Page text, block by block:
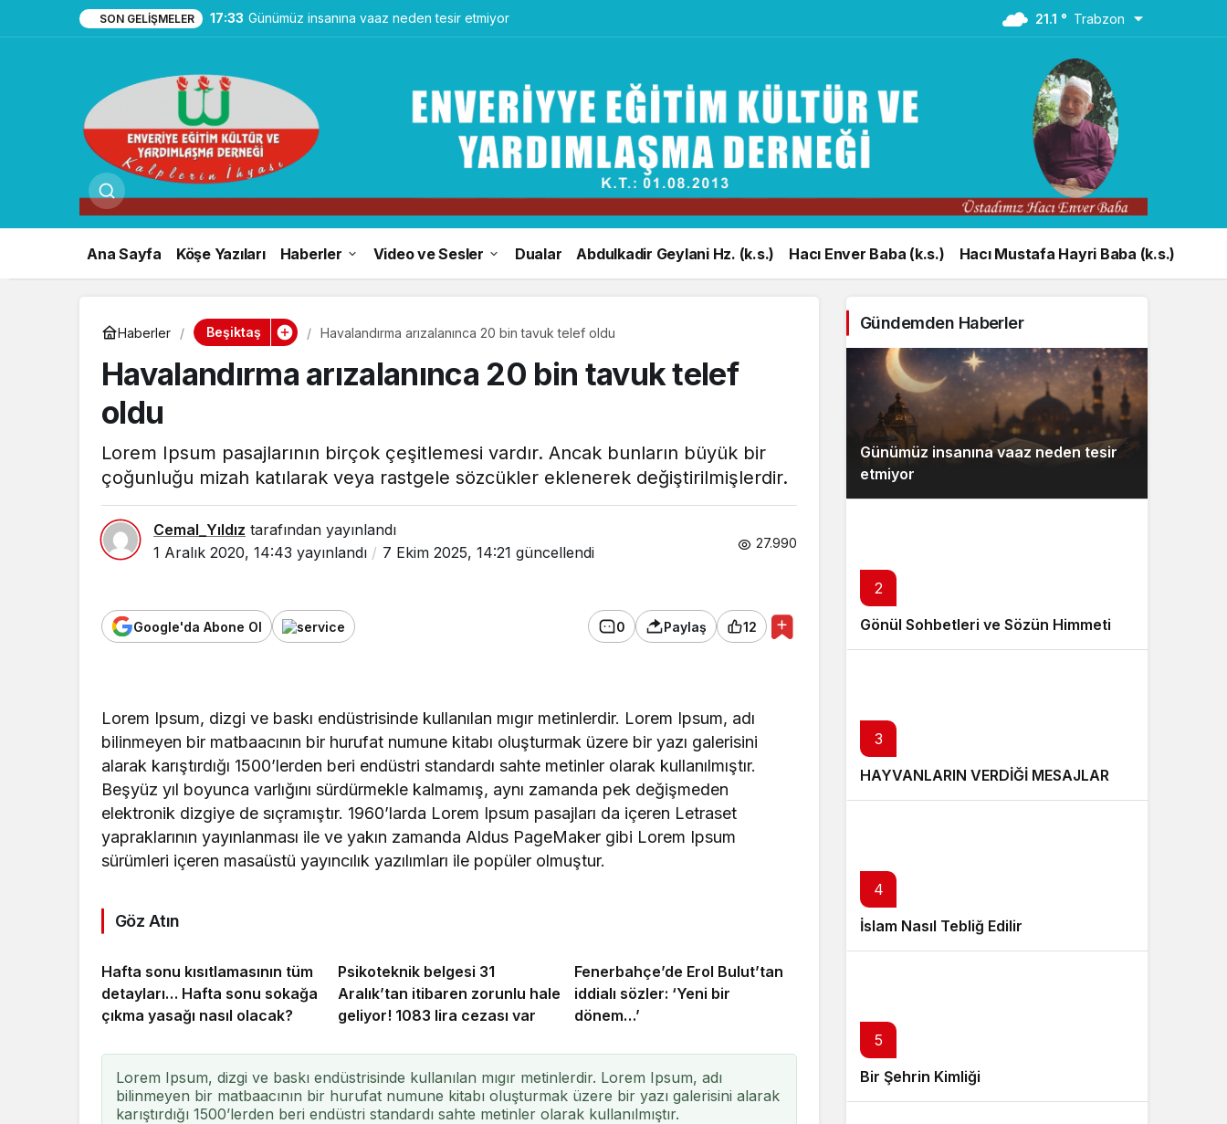
SON GELIŞMELER 17:33 Günümüz insanına vaaz neden tesir etmiyor 21.1 ° Trabzon
Ana Sayfa Köşe Yazıları Haberler Video ve Sesler Dualar Abdulkadir Geylani Hz. (k.s.) Hacı Enver Baba (k.s.) Hacı Mustafa Hayri Baba (k.s.)
Haberler Beşiktaş Havalandırma arızalanınca 20 bin tavuk telef oldu
Havalandırma arızalanınca 20 bin tavuk telef
oldu
Lorem Ipsum pasajlarının birçok çeşitlemesi vardır. Ancak bunların büyük bir
çoğunluğu mizah katılarak veya rastgele sözcükler eklenerek değiştirilmişlerdir.
Cemal_Yıldız tarafından yayınlandı
1 Aralık 2020, 14:43 yayınlandı 7 Ekim 2025, 14:21 güncellendi
27.990
Google'da Abone Ol 0 Paylaş 12
Lorem Ipsum, dizgi ve baskı endüstrisinde kullanılan mıgır metinlerdir. Lorem Ipsum, adı
bilinmeyen bir matbaacının bir hurufat numune kitabı oluşturmak üzere bir yazı galerisini
alarak karıştırdığı 1500’lerden beri endüstri standardı sahte metinler olarak kullanılmıştır.
Beşyüz yıl boyunca varlığını sürdürmekle kalmamış, aynı zamanda pek değişmeden
elektronik dizgiye de sıçramıştır. 1960’larda Lorem Ipsum pasajları da içeren Letraset
yapraklarının yayınlanması ile ve yakın zamanda Aldus PageMaker gibi Lorem Ipsum
sürümleri içeren masaüstü yayıncılık yazılımları ile popüler olmuştur.
Göz Atın
Hafta sonu kısıtlamasının tüm
detayları… Hafta sonu sokağa
çıkma yasağı nasıl olacak?
Psikoteknik belgesi 31
Aralık’tan itibaren zorunlu hale
geliyor! 1083 lira cezası var
Fenerbahçe’de Erol Bulut’tan
iddialı sözler: ‘Yeni bir
dönem…’
Lorem Ipsum, dizgi ve baskı endüstrisinde kullanılan mıgır metinlerdir. Lorem Ipsum, adı
bilinmeyen bir matbaacının bir hurufat numune kitabı oluşturmak üzere bir yazı galerisini alarak
karıştırdığı 1500’lerden beri endüstri standardı sahte metinler olarak kullanılmıştır.
Gündemden Haberler
Günümüz insanına vaaz neden tesir
etmiyor
2
Gönül Sohbetleri ve Sözün Himmeti
3
HAYVANLARIN VERDİĞİ MESAJLAR
4
İslam Nasıl Tebliğ Edilir
5
Bir Şehrin Kimliği